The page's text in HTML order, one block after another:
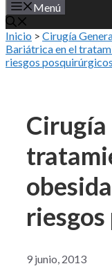
Menú
Inicio > Cirugía
Bariátrica en el
riesgos posquirúrgicos
9 junio, 2013